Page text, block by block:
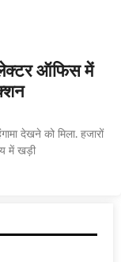
ऑफिस में
देखने को मिला. हजारों
में खड़ी